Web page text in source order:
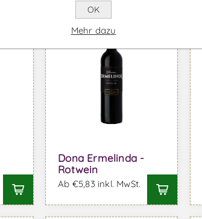
Dona Ermelinda -
Rotwein
Ab €5,83 inkl. MwSt.
OK
Mehr dazu